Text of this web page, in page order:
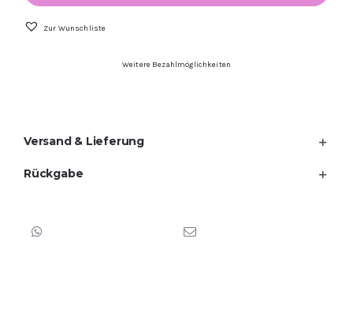
05
semitransparente
Zur Wunschliste
Weitere Bezahlmöglichkeiten
Versand & Lieferung
Rückgabe